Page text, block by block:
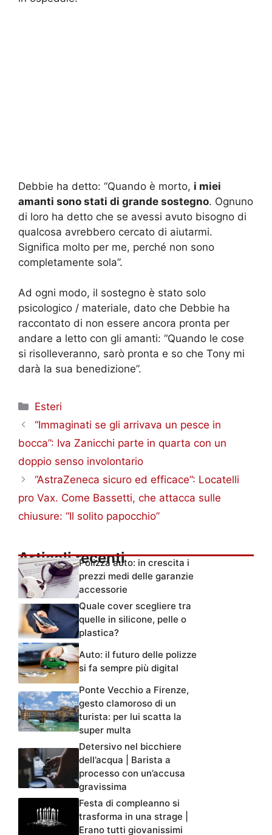
Debbie ha detto: “Quando è morto, i miei
amanti sono stati di grande sostegno. Ognuno
di loro ha detto che se avessi avuto bisogno di
qualcosa avrebbero cercato di aiutarmi.
Significa molto per me, perché non sono
completamente sola”.
Ad ogni modo, il sostegno è stato solo
psicologico / materiale, dato che Debbie ha
raccontato di non essere ancora pronta per
andare a letto con gli amanti: “Quando le cose
si risolleveranno, sarò pronta e so che Tony mi
darà la sua benedizione”.
Categorie
Esteri
“Immaginati se gli arrivava un pesce in
bocca”: Iva Zanicchi parte in quarta con un
doppio senso involontario
“AstraZeneca sicuro ed efficace”: Locatelli
pro Vax. Come Bassetti, che attacca sulle
chiusure: “Il solito papocchio”
Articoli recentiPolizza auto: in crescita i
prezzi medi delle garanzie
accessorie
Quale cover scegliere tra
quelle in silicone, pelle o
plastica?
Auto: il futuro delle polizze
si fa sempre più digital
Ponte Vecchio a Firenze,
gesto clamoroso di un
turista: per lui scatta la
super multa
Detersivo nel bicchiere
dell’acqua | Barista a
processo con un’accusa
gravissima
Festa di compleanno si
trasforma in una strage |
Erano tutti giovanissimi